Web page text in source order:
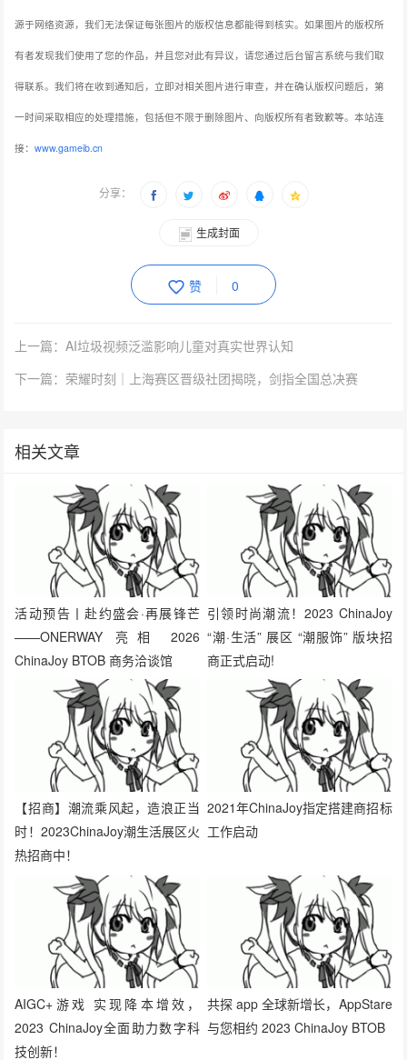
接： www.gameib.cn
生成封面
上一篇：AI垃圾视频泛滥影响儿童对真实世界认知
下一篇：荣耀时刻｜上海赛区晋级社团揭晓，剑指全国总决赛
相关文章
活动预告丨赴约盛会·再展锋芒
——ONERWAY 亮相 2026
ChinaJoy BTOB 商务洽谈馆
引领时尚潮流！2023 ChinaJoy
“潮·生活” 展区 “潮服饰” 版块招
商正式启动!
【招商】潮流乘风起，造浪正当
时！2023ChinaJoy潮生活展区火
热招商中！
2021年ChinaJoy指定搭建商招标
AIGC+游戏 实现降本增效，
2023 ChinaJoy全面助力数字科
技创新！
共探 app 全球新增长，AppStare
与您相约 2023 ChinaJoy BTOB
抱歉，评论已关闭！